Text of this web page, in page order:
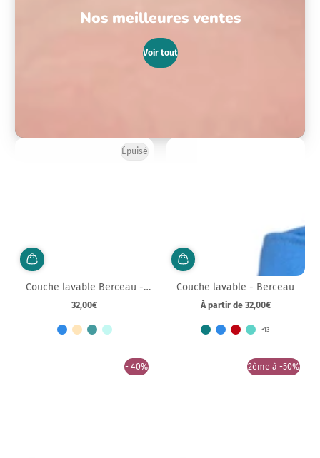
Nos meilleures ventes
Voir tout
Épuisé
Couche lavable Berceau -
Nouveau-né
Prix
32,00€
Couche lavable - Berceau
Prix
À partir de 32,00€
+13
- 40% 2ème à -50%